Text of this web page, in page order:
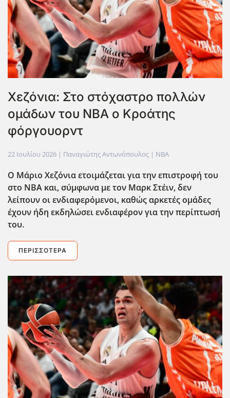
Χεζόνια: Στο στόχαστρο πολλών
ομάδων του ΝΒΑ ο Κροάτης
φόργουορντ
22 Ιουλίου 2026 | Παναγιώτης Αντωνόπουλος | NBA
Ο Μάριο Χεζόνια ετοιμάζεται για την επιστροφή του
στο ΝΒΑ και, σύμφωνα με τον Μαρκ Στέιν, δεν
λείπουν οι ενδιαφερόμενοι, καθώς αρκετές ομάδες
έχουν ήδη εκδηλώσει ενδιαφέρον για την περίπτωσή
του.
ΠΕΡΙΣΣΌΤΕΡΑ